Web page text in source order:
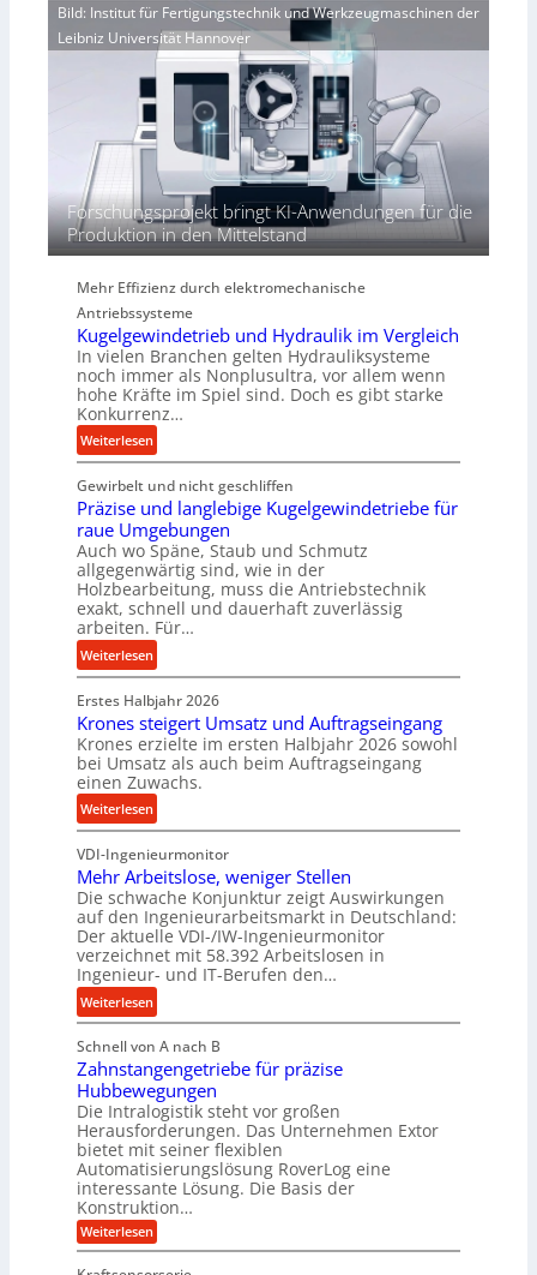
r
j
i
e
r
e
r
i
e
P
r
f
o
r
m
a
n
c
b
e
i
m
D
r
ü
c
k
p
r
o
z
e
s
Bild: Institut für Fertigungstechnik und Werkzeugmaschinen der
Leibniz Universität Hannover
Forschungsprojekt bringt KI-Anwendungen für die
Produktion in den Mittelstand
Mehr Effizienz durch elektromechanische
Antriebssysteme
Kugelgewindetrieb und Hydraulik im Vergleich
In vielen Branchen gelten Hydrauliksysteme
noch immer als Nonplusultra, vor allem wenn
hohe Kräfte im Spiel sind. Doch es gibt starke
Konkurrenz…
Weiterlesen:
K
u
g
e
l
g
e
w
i
n
e
t
r
i
b
u
n
d
H
y
d
r
a
l
i
k
i
m
V
e
r
g
Gewirbelt und nicht geschliffen
Präzise und langlebige Kugelgewindetriebe für
raue Umgebungen
Auch wo Späne, Staub und Schmutz
allgegenwärtig sind, wie in der
Holzbearbeitung, muss die Antriebstechnik
exakt, schnell und dauerhaft zuverlässig
arbeiten. Für…
Weiterlesen:
P
r
ä
z
i
s
e
u
n
d
l
a
n
g
e
b
i
g
e
K
u
g
e
l
g
e
Erstes Halbjahr 2026
Krones steigert Umsatz und Auftragseingang
Krones erzielte im ersten Halbjahr 2026 sowohl
bei Umsatz als auch beim Auftragseingang
einen Zuwachs.
Weiterlesen:
K
r
o
n
e
s
s
t
e
e
r
t
U
m
s
a
t
VDI-Ingenieurmonitor
Mehr Arbeitslose, weniger Stellen
Die schwache Konjunktur zeigt Auswirkungen
auf den Ingenieurarbeitsmarkt in Deutschland:
Der aktuelle VDI-/IW-Ingenieurmonitor
verzeichnet mit 58.392 Arbeitslosen in
Ingenieur- und IT-Berufen den…
Weiterlesen:
M
e
h
r
A
r
b
e
i
t
s
Schnell von A nach B
Zahnstangengetriebe für präzise
Hubbewegungen
Die Intralogistik steht vor großen
Herausforderungen. Das Unternehmen Extor
bietet mit seiner flexiblen
Automatisierungslösung RoverLog eine
interessante Lösung. Die Basis der
Konstruktion…
Weiterlesen:
Z